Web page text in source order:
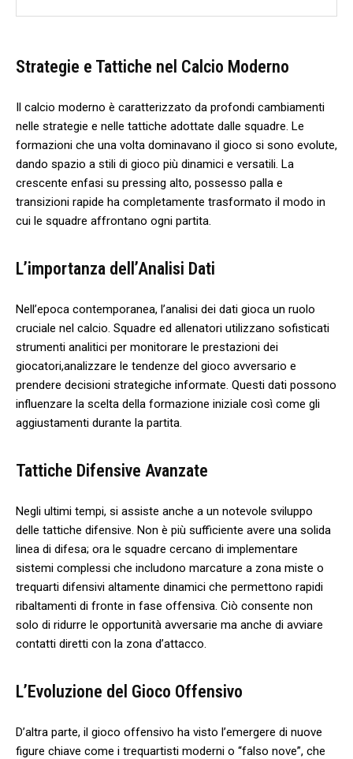
Strategie e Tattiche nel Calcio ​Moderno
Il calcio moderno è caratterizzato da profondi​ cambiamenti
nelle strategie e nelle tattiche adottate dalle squadre. Le
formazioni che una‍ volta dominavano il gioco si sono evolute,
dando spazio a stili di gioco più dinamici e versatili. La
crescente enfasi su pressing alto, possesso palla e
transizioni rapide ha completamente trasformato il modo in
‍cui le squadre affrontano ogni partita.
L’importanza dell’Analisi ​Dati
Nell’epoca contemporanea, l’analisi dei dati gioca un ruolo
⁤cruciale nel calcio. Squadre ed allenatori utilizzano sofisticati
⁢strumenti analitici per monitorare le prestazioni dei
giocatori,analizzare le tendenze del gioco avversario e
prendere decisioni strategiche informate. Questi dati possono
influenzare la scelta della formazione iniziale⁣ così come gli
aggiustamenti durante la partita.
Tattiche Difensive Avanzate
Negli ultimi ⁣tempi, si assiste anche‍ a un notevole sviluppo
delle tattiche difensive. Non è più sufficiente avere una solida
linea di difesa; ora le squadre cercano di‍ implementare
sistemi complessi che includono ​marcature a zona miste o
trequarti difensivi altamente⁤ dinamici che permettono rapidi
ribaltamenti di fronte in fase offensiva. Ciò consente non
solo di ridurre le opportunità avversarie ma anche di avviare
contatti diretti con la zona d’attacco.
L’Evoluzione del Gioco Offensivo
D’altra parte, il gioco offensivo ha‌ visto l’emergere di nuove
figure chiave‍ come i trequartisti moderni o “falso nove”, che